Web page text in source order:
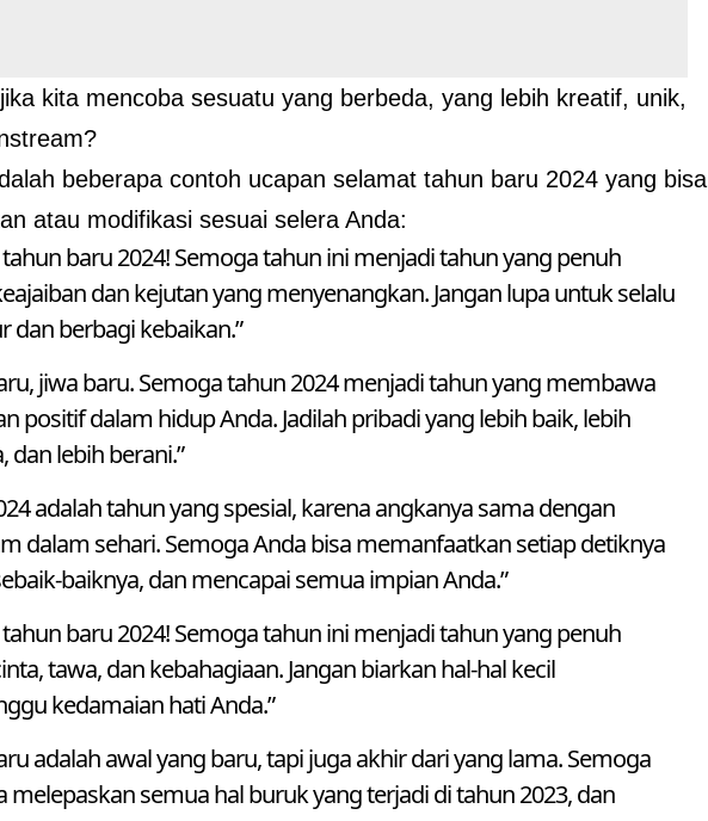
kita mencoba sesuatu yang berbeda, yang lebih kreatif, unik,
beberapa contoh ucapan selamat tahun baru 2024 yang bisa
atau modifikasi sesuai selera Anda:
tahun baru 2024! Semoga tahun ini menjadi tahun yang penuh
dan kejutan yang menyenangkan. Jangan lupa untuk selalu
dan berbagi kebaikan.”
jiwa baru. Semoga tahun 2024 menjadi tahun yang membawa
positif dalam hidup Anda. Jadilah pribadi yang lebih baik, lebih
dan lebih berani.”
adalah tahun yang spesial, karena angkanya sama dengan
dalam sehari. Semoga Anda bisa memanfaatkan setiap detiknya
baiknya, dan mencapai semua impian Anda.”
tahun baru 2024! Semoga tahun ini menjadi tahun yang penuh
tawa, dan kebahagiaan. Jangan biarkan hal-hal kecil
kedamaian hati Anda.”
adalah awal yang baru, tapi juga akhir dari yang lama. Semoga
melepaskan semua hal buruk yang terjadi di tahun 2023, dan